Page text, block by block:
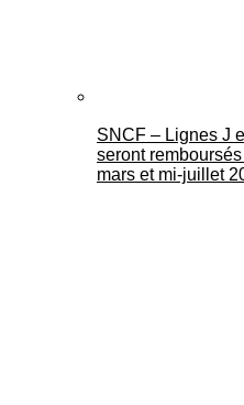
SNCF – Lignes J
seront
mars et mi-juillet